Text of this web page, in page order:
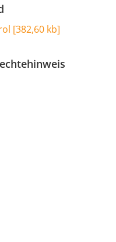
[382,60 kb]